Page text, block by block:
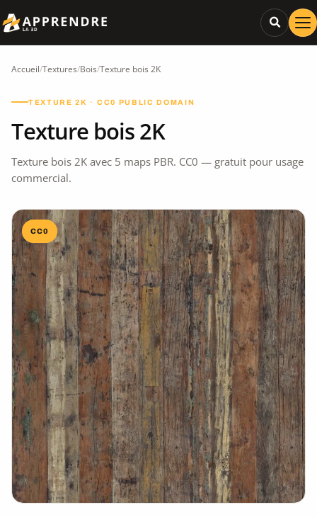
Accueil/Textures/Bois/Texture bois 2K
TEXTURE 2K · CC0 PUBLIC DOMAIN
Texture bois 2K
Texture bois 2K avec 5 maps PBR. CC0 — gratuit pour usage
commercial.
CC0